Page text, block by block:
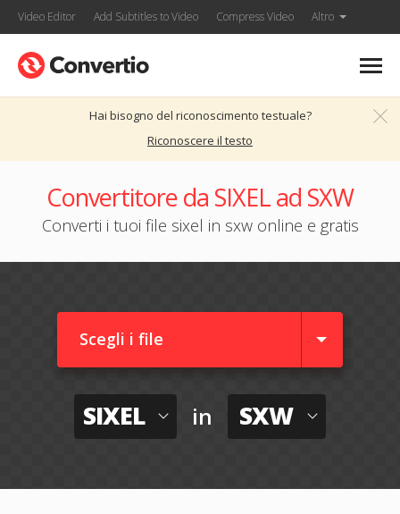
Video Editor Add Subtitles to Video Compress Video Altro
Hai bisogno del riconoscimento testuale?
Riconoscere il testo
Convertitore da SIXEL ad SXW
Converti i tuoi file sixel in sxw online e gratis
Scegli i file
SIXEL in SXW